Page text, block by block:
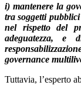
i) mantenere la
tra soggetti
nel rispetto del
adeguatezza, e
governance
Tuttavia, l’esperto